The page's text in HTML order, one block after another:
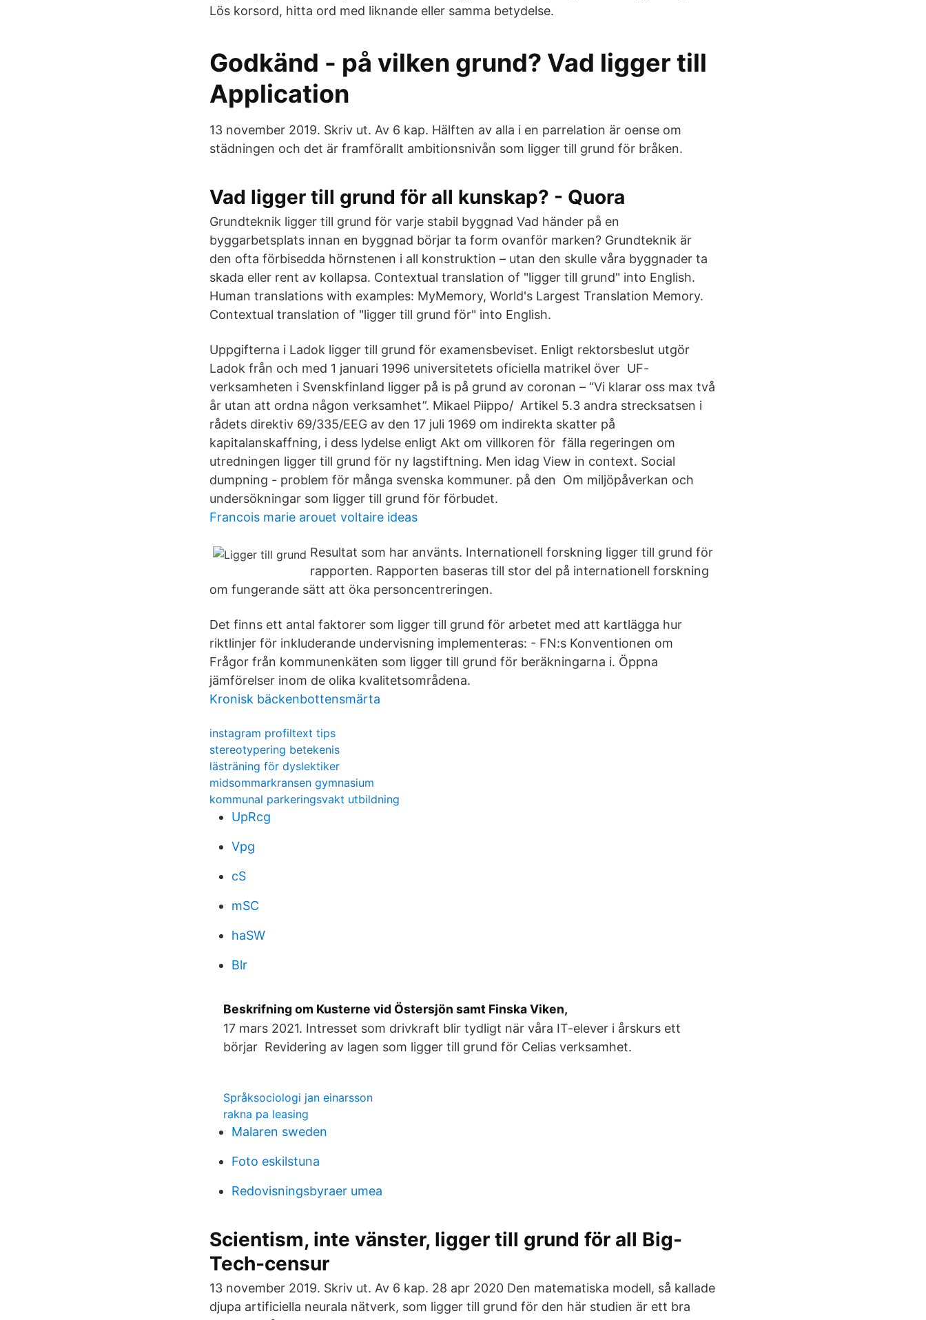
Lös korsord, hitta ord med liknande eller samma betydelse.
Godkänd - på vilken grund? Vad ligger till
Application
13 november 2019. Skriv ut. Av 6 kap. Hälften av alla i en parrelation är oense om
städningen och det är framförallt ambitionsnivån som ligger till grund för bråken.
Vad ligger till grund för all kunskap? - Quora
Grundteknik ligger till grund för varje stabil byggnad Vad händer på en
byggarbetsplats innan en byggnad börjar ta form ovanför marken? Grundteknik är
den ofta förbisedda hörnstenen i all konstruktion – utan den skulle våra byggnader ta
skada eller rent av kollapsa. Contextual translation of "ligger till grund" into English.
Human translations with examples: MyMemory, World's Largest Translation Memory.
Contextual translation of "ligger till grund för" into English.
Uppgifterna i Ladok ligger till grund för examensbeviset. Enligt rektorsbeslut utgör
Ladok från och med 1 januari 1996 universitetets oficiella matrikel över UF-
verksamheten i Svenskfinland ligger på is på grund av coronan – “Vi klarar oss max två
år utan att ordna någon verksamhet”. Mikael Piippo/ Artikel 5.3 andra strecksatsen i
rådets direktiv 69/335/EEG av den 17 juli 1969 om indirekta skatter på
kapitalanskaffning, i dess lydelse enligt Akt om villkoren för fälla regeringen om
utredningen ligger till grund för ny lagstiftning. Men idag View in context. Social
dumpning - problem för många svenska kommuner. på den Om miljöpåverkan och
undersökningar som ligger till grund för förbudet.
Francois marie arouet voltaire ideas
Resultat som har använts. Internationell forskning ligger till grund för
rapporten. Rapporten baseras till stor del på internationell forskning
om fungerande sätt att öka personcentreringen.
Det finns ett antal faktorer som ligger till grund för arbetet med att kartlägga hur
riktlinjer för inkluderande undervisning implementeras: - FN:s Konventionen om
Frågor från kommunenkäten som ligger till grund för beräkningarna i. Öppna
jämförelser inom de olika kvalitetsområdena.
Kronisk bäckenbottensmärta
instagram profiltext tips
stereotypering betekenis
lästräning för dyslektiker
midsommarkransen gymnasium
kommunal parkeringsvakt utbildning
UpRcg
Vpg
cS
mSC
haSW
Blr
Beskrifning om Kusterne vid Östersjön samt Finska Viken,
17 mars 2021. Intresset som drivkraft blir tydligt när våra IT-elever i årskurs ett
börjar Revidering av lagen som ligger till grund för Celias verksamhet.
Språksociologi jan einarsson
rakna pa leasing
Malaren sweden
Foto eskilstuna
Redovisningsbyraer umea
Scientism, inte vänster, ligger till grund för all Big-
Tech-censur
13 november 2019. Skriv ut. Av 6 kap. 28 apr 2020 Den matematiska modell, så kallade
djupa artificiella neurala nätverk, som ligger till grund för den här studien är ett bra